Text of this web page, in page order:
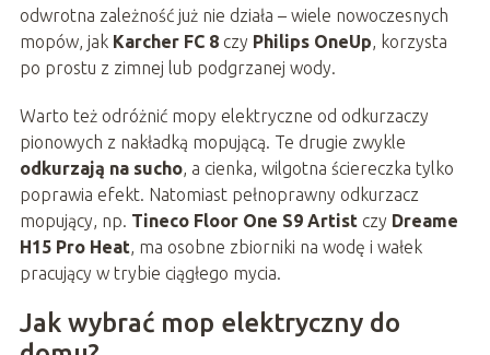
odwrotna zależność już nie działa – wiele nowoczesnych
mopów, jak Karcher FC 8czy Philips OneUp , korzysta
po prostu z zimnej lub podgrzanej wody.
Warto też odróżnić mopy elektryczne od odkurzaczy
pionowych z nakładką mopującą. Te drugie zwykle
odkurzają na sucho, a cienka, wilgotna ściereczka tylko
poprawia efekt. Natomiast pełnoprawny odkurzacz
mopujący, np. Tineco Floor One S9 Artist czy Dreame
H15 Pro Heat , ma osobne zbiorniki na wodę i wałek
pracujący w trybie ciągłego mycia.
Jak wybrać mop elektryczny do